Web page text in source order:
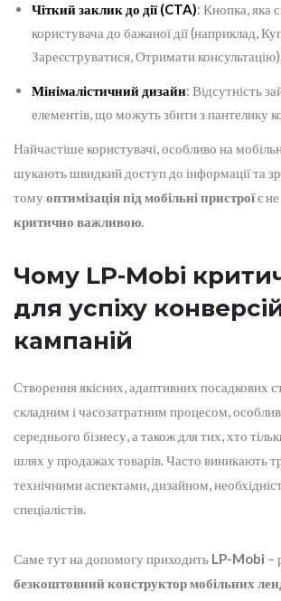
Чіткий заклик до дії (CTA): Кнопка, яка
користувача до бажаної дії (наприклад,
Зареєструватися, Отримати
Мінімалістичний дизайн: Відсутність
елементів, що можуть збити з пантелику
Найчастіше користувачі, особливо на
шукають швидкий доступ до інформації та
тому оптимізація під мобільні пристроїє
критично важливою.
Чому LP-Mobi
для успіху
кампаній
Створення якісних, адаптивних посадкових
складним і часозатратним процесом,
середнього бізнесу, а також для тих, хто
шлях у продажах товарів. Часто виникають
технічними аспектами, дизайном,
спеціалістів.
Саме тут на допомогу приходить LP-Mobi –
безкоштовний конструктор мобільних